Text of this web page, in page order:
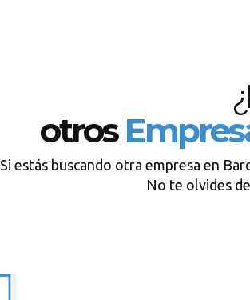
otros
Si estás buscando otra empresa en
No te olvides